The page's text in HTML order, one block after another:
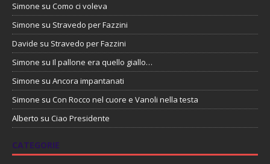
Simone su Como ci voleva
Simone su Stravedo per Fazzini
Davide su Stravedo per Fazzini
Simone su Il pallone era quello giallo…
Simone su Ancora impantanati
Simone su Con Rocco nel cuore e Vanoli nella testa
Alberto su Ciao Presidente
CATEGORIE